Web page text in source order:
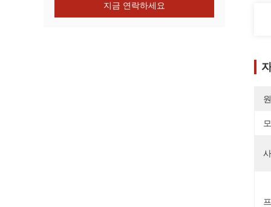
지금 연락하세요